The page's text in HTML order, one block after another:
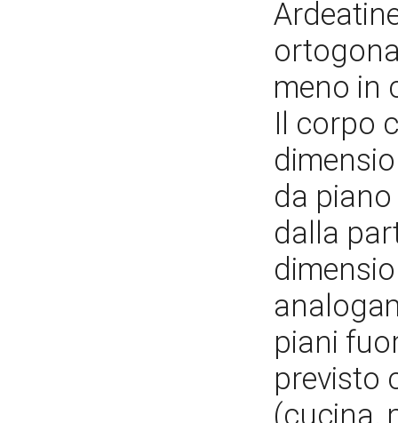
meno in
Il corpo
da
dalla
piani
previsto
(cucina,